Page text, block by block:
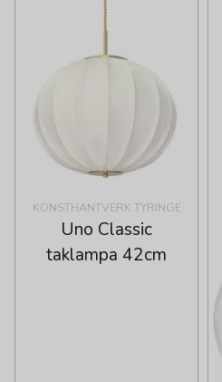
KONSTHANTVERK TYRINGE
Uno Classic
taklampa 42cm